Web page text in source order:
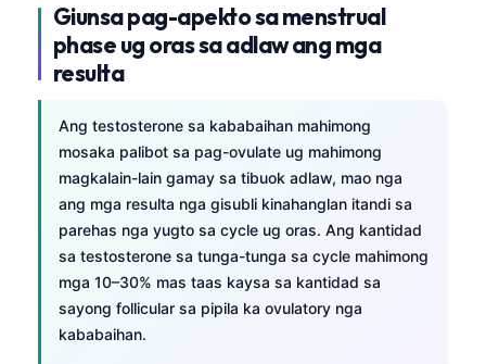
Giunsa pag-apekto sa menstrual
phase ug oras sa adlaw ang mga
resulta
Ang testosterone sa kababaihan mahimong
mosaka palibot sa pag-ovulate ug mahimong
magkalain-lain gamay sa tibuok adlaw, mao nga
ang mga resulta nga gisubli kinahanglan itandi sa
parehas nga yugto sa cycle ug oras. Ang kantidad
sa testosterone sa tunga-tunga sa cycle mahimong
mga 10–30% mas taas kaysa sa kantidad sa
sayong follicular sa pipila ka ovulatory nga
kababaihan.